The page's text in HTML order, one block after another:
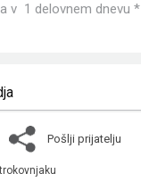
v 1 delovnem dnevu *
Pošlji prijatelju